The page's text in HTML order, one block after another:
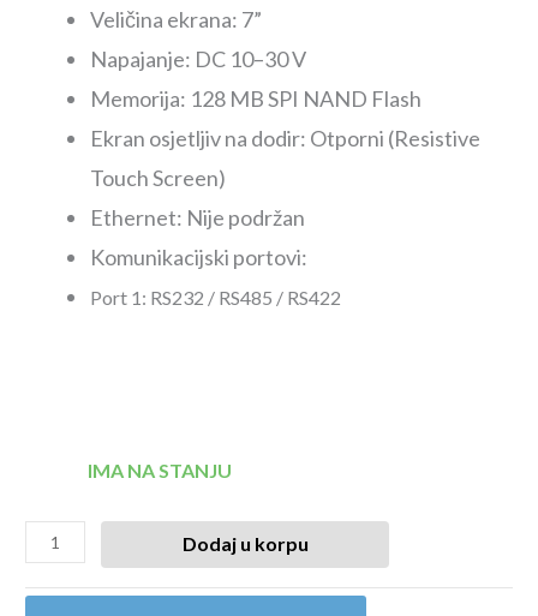
Veličina ekrana: 7”
Napajanje: DC 10–30 V
Memorija: 128 MB SPI NAND Flash
Ekran osjetljiv na dodir: Otporni (Resistive
Touch Screen)
Ethernet: Nije podržan
Komunikacijski portovi:
Port 1: RS232 / RS485 / RS422
IMA NA STANJU
Dodaj u korpu